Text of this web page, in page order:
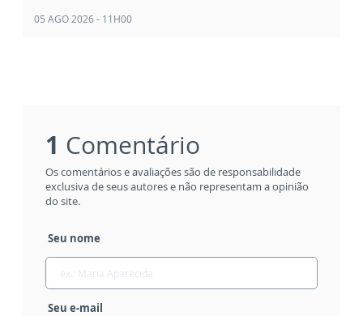
05 AGO 2026 - 11H00
1 Comentário
Os comentários e avaliações são de responsabilidade
exclusiva de seus autores e não representam a opinião
do site.
Seu nome
Seu e-mail